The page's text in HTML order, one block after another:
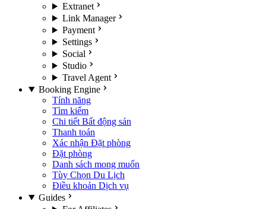
Extranet
Link Manager
Payment
Settings
Social
Studio
Travel Agent
Booking Engine
Tính năng
Tìm kiếm
Chi tiết Bất động sản
Thanh toán
Xác nhận Đặt phòng
Đặt phòng
Danh sách mong muốn
Tùy Chọn Du Lịch
Điều khoản Dịch vụ
Guides